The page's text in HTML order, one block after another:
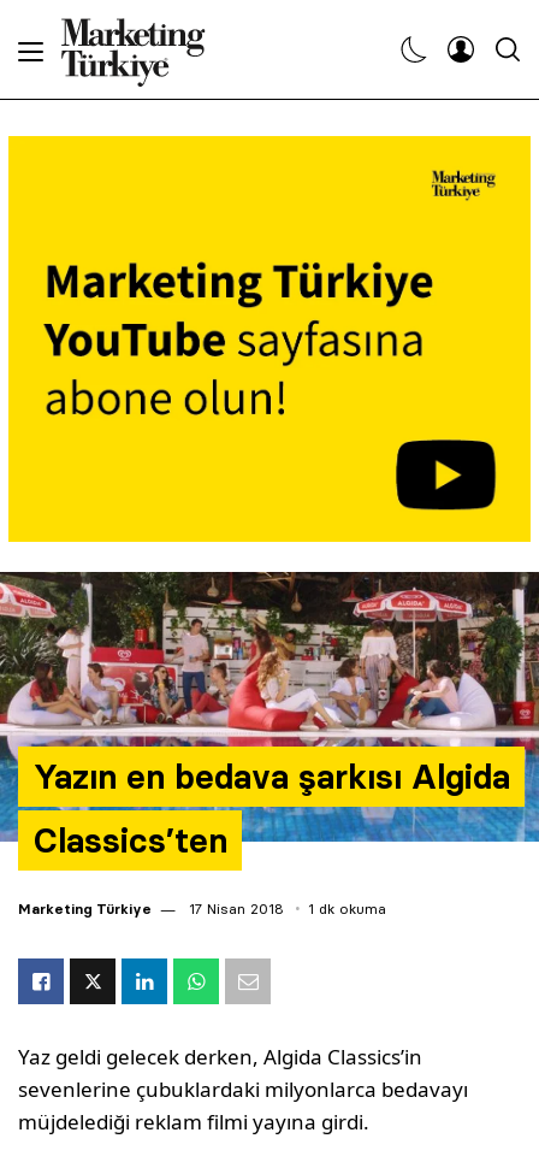
Yazın en bedava şarkısı Algida
Classics’ten
Marketing Türkiye 17 Nisan 2018 1 dk okuma
Yaz geldi gelecek derken, Algida Classics’in
sevenlerine çubuklardaki milyonlarca bedavayı
müjdelediği reklam filmi yayına girdi.
Dergiler
Etkinlikler
Araştırma